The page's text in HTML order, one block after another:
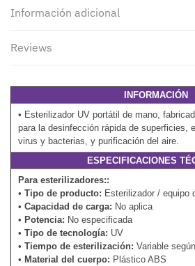
Información adicional
Reviews
INFORMACIÓN
• Esterilizador UV portátil de mano,
para la desinfección rápida de superficies,
virus y bacterias, y purificación del aire.
ESPECIFICACIONES
Para esterilizadores::
• Tipo de producto: Esterilizador / equipo
• Capacidad de carga: No aplica
• Potencia: No especificada
• Tipo de tecnología: UV
• Tiempo de esterilización: Variable
• Material del cuerpo: Plástico ABS